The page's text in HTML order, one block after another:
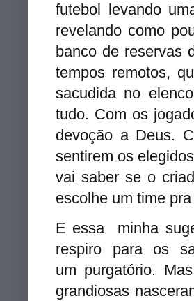
futebol levando
revelando como
banco de reservas
tempos remotos,
sacudida no
tudo. Com os
devoção a Deus.
sentirem os
vai saber se o
escolhe um time
E essa minha
respiro para os
um purgatório.
grandiosas